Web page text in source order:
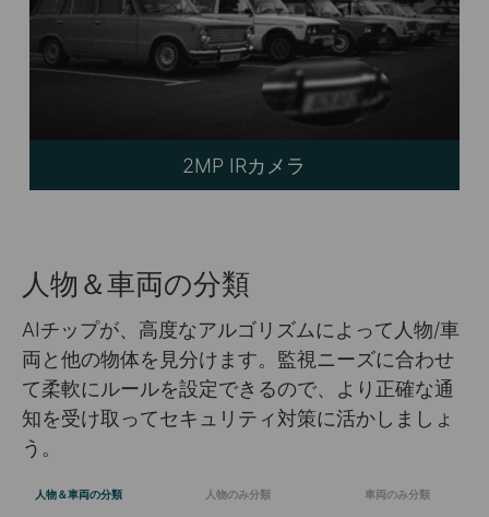
2MP IRカメラ
人物＆車両の分類
AIチップが、高度なアルゴリズムによって人物/車
両と他の物体を見分けます。監視ニーズに合わせ
て柔軟にルールを設定できるので、より正確な通
知を受け取ってセキュリティ対策に活かしましょ
う。
人物＆車両の分類 人物のみ分類 車両のみ分類